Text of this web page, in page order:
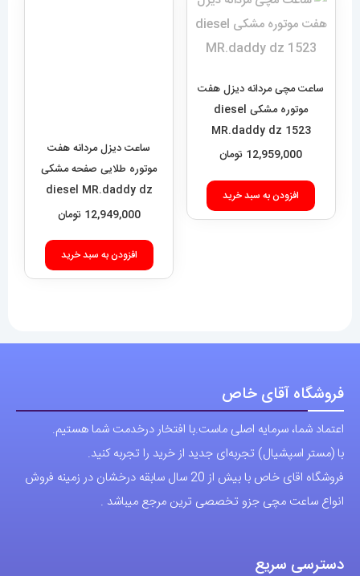
ساعت مچی مردانه دیزل هفت
موتوره مشکی diesel
MR.daddy dz 1523
12,959,000 تومان
افزودن به سبد خرید
ساعت دیزل مردانه هفت
موتوره طلایی صفحه مشکی
diesel MR.daddy dz
01010
12,949,000 تومان
افزودن به سبد خرید
فروشگاه آقای خاص
اعتماد شما، سرمایه اصلی ماست.با افتخار درخدمت شما هستیم.
با (مستر اسپشیال) تجربه‌ای جدید از خرید را تجربه کنید.
فروشگاه اقای خاص با بیش از 20 سال سابقه درخشان در زمینه فروش
انواع ساعت مچی جزو تخصصی ترین مرجع میباشد .
دسترسی سریع